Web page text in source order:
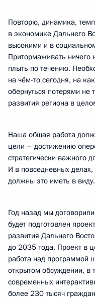
Повторю, динамика,
в экономике Дальнего
высокими и в
Притормаживать ничего
плыть по течению.
на чём-то сегодня, на
обернуться потерями не
развития региона в
Наша общая работа
цели – достижению
стратегически важного
И в повседневных
должны это иметь в виду.
Год назад мы
будет подготовлен
развития Дальнего
до 2035 года. Проект в
работа над программой
открытом обсуждении,
современных
более 230 тысяч